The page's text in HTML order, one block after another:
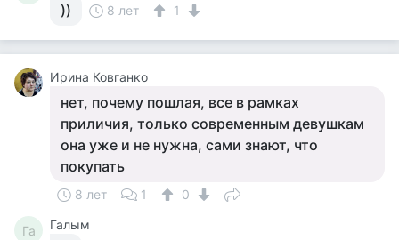
)) 8 лет 1
Ирина Ковганко
нет, почему пошлая, все в рамках
приличия, только современным девушкам
она уже и не нужна, сами знают, что
покупать
8 лет 1 0
Га Галым